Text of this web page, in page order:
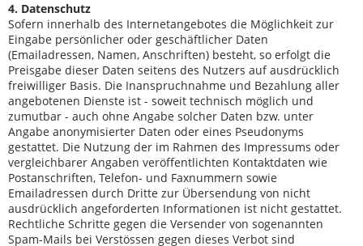
4. Datenschutz
Sofern innerhalb des Internetangebotes die Möglichkeit zur
Eingabe persönlicher oder geschäftlicher Daten
(Emailadressen, Namen, Anschriften) besteht, so erfolgt die
Preisgabe dieser Daten seitens des Nutzers auf ausdrücklich
freiwilliger Basis. Die Inanspruchnahme und Bezahlung aller
angebotenen Dienste ist - soweit technisch möglich und
zumutbar - auch ohne Angabe solcher Daten bzw. unter
Angabe anonymisierter Daten oder eines Pseudonyms
gestattet. Die Nutzung der im Rahmen des Impressums oder
vergleichbarer Angaben veröffentlichten Kontaktdaten wie
Postanschriften, Telefon- und Faxnummern sowie
Emailadressen durch Dritte zur Übersendung von nicht
ausdrücklich angeforderten Informationen ist nicht gestattet.
Rechtliche Schritte gegen die Versender von sogenannten
Spam-Mails bei Verstössen gegen dieses Verbot sind